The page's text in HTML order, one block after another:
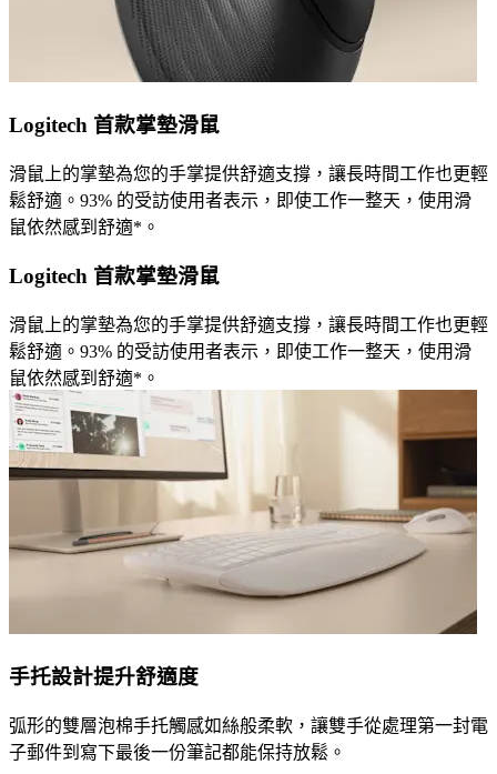
Logitech 首款掌墊滑鼠
滑鼠上的掌墊為您的手掌提供舒適支撐，讓長時間工作也更輕
鬆舒適。93% 的受訪使用者表示，即使工作一整天，使用滑
鼠依然感到舒適*。
Logitech 首款掌墊滑鼠
滑鼠上的掌墊為您的手掌提供舒適支撐，讓長時間工作也更輕
鬆舒適。93% 的受訪使用者表示，即使工作一整天，使用滑
鼠依然感到舒適*。
手托設計提升舒適度
弧形的雙層泡棉手托觸感如絲般柔軟，讓雙手從處理第一封電
子郵件到寫下最後一份筆記都能保持放鬆。